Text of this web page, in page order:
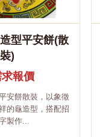
型平安餅(散
裝)
報價
安餅散裝，以象徵
的龜造型，搭配招
製作...